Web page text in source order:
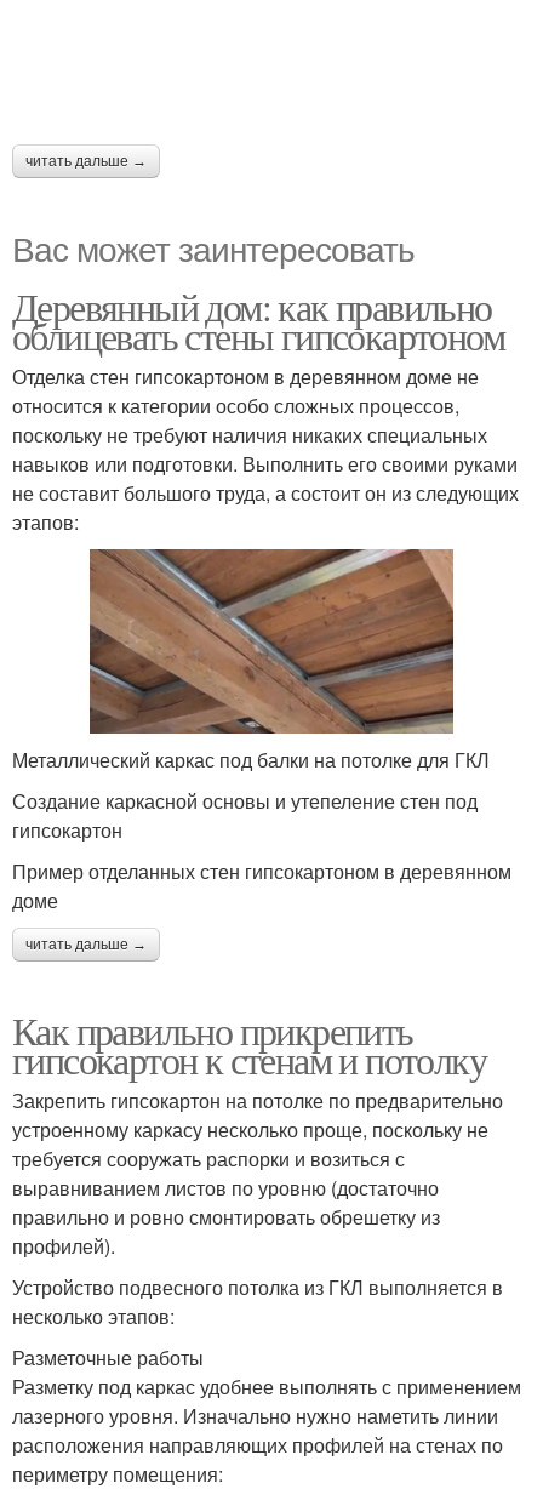
читать дальше →
Вас может заинтересовать
Деревянный дом: как правильно
облицевать стены гипсокартоном
Отделка стен гипсокартоном в деревянном доме не
относится к категории особо сложных процессов,
поскольку не требуют наличия никаких специальных
навыков или подготовки. Выполнить его своими руками
не составит большого труда, а состоит он из следующих
этапов:
Металлический каркас под балки на потолке для ГКЛ
Создание каркасной основы и утепеление стен под
гипсокартон
Пример отделанных стен гипсокартоном в деревянном
доме
читать дальше →
Как правильно прикрепить
гипсокартон к стенам и потолку
Закрепить гипсокартон на потолке по предварительно
устроенному каркасу несколько проще, поскольку не
требуется сооружать распорки и возиться с
выравниванием листов по уровню (достаточно
правильно и ровно смонтировать обрешетку из
профилей).
Устройство подвесного потолка из ГКЛ выполняется в
несколько этапов:
Разметочные работы
Разметку под каркас удобнее выполнять с применением
лазерного уровня. Изначально нужно наметить линии
расположения направляющих профилей на стенах по
периметру помещения: